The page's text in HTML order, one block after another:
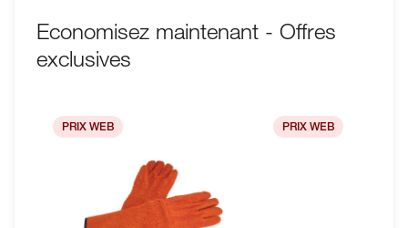
Economisez maintenant - Offres
exclusives
PRIX WEB PRIX WEB